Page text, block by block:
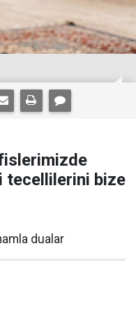
tecellilerini bize
dualar